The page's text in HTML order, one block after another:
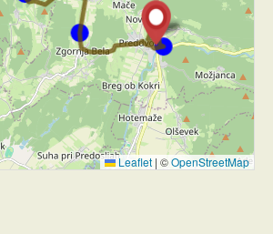
Leaflet | ©OpenStreetMap